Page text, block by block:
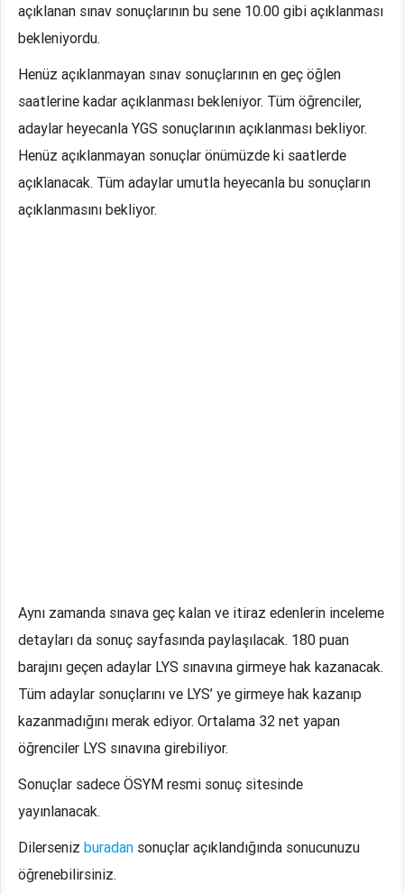
açıklanan sınav sonuçlarının bu sene 10.00 gibi açıklanması
bekleniyordu.
Henüz açıklanmayan sınav sonuçlarının en geç öğlen
saatlerine kadar açıklanması bekleniyor. Tüm öğrenciler,
adaylar heyecanla YGS sonuçlarının açıklanması bekliyor.
Henüz açıklanmayan sonuçlar önümüzde ki saatlerde
açıklanacak. Tüm adaylar umutla heyecanla bu sonuçların
açıklanmasını bekliyor.
Aynı zamanda sınava geç kalan ve itiraz edenlerin inceleme
detayları da sonuç sayfasında paylaşılacak. 180 puan
barajını geçen adaylar LYS sınavına girmeye hak kazanacak.
Tüm adaylar sonuçlarını ve LYS’ ye girmeye hak kazanıp
kazanmadığını merak ediyor. Ortalama 32 net yapan
öğrenciler LYS sınavına girebiliyor.
Sonuçlar sadece ÖSYM resmi sonuç sitesinde
yayınlanacak.
Dilersenizburadan sonuçlar açıklandığında sonucunuzu
öğrenebilirsiniz.